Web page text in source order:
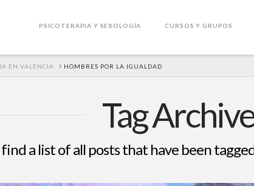
PSICOTERAPIA Y SEXOLOGÍA CURSOS Y GRUPOS
EN VALENCIA HOMBRES POR LA IGUALDAD
Tag Archive
a list of all posts that have been